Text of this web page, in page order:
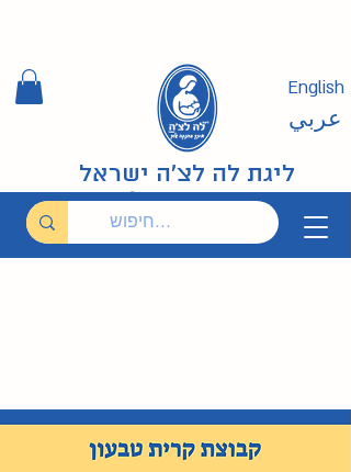
ליגת לה לצ'ה ישראל
English
عربي